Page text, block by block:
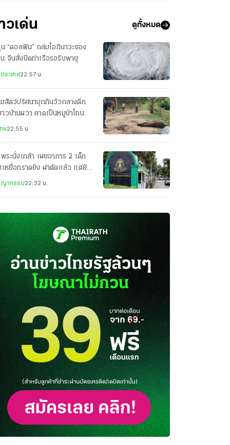
วเด่น ดูทั้งหมด
น “ดอลฟิน” ถล่มโอกินาวะของ
จีนสั่งปิดท่าเรือรอรับพายุ
ระเทศ22:57 น.
มสัตว์ปริศนาบุกกินวัวกลางดึก
าวบ้านผวา คาดเป็นหมูป่าโทน
ย22:55 น.
ระนั่งเกล้า เผยอาการ 2 เด็ก
เหยื่อกราดยิง ผ่าตัดแล้ว แต่ยัง
ญากรรม22:32 น.